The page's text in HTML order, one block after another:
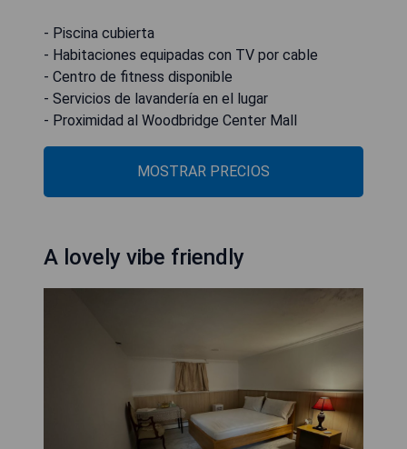
- Piscina cubierta
- Habitaciones equipadas con TV por cable
- Centro de fitness disponible
- Servicios de lavandería en el lugar
- Proximidad al Woodbridge Center Mall
MOSTRAR PRECIOS
A lovely vibe friendly